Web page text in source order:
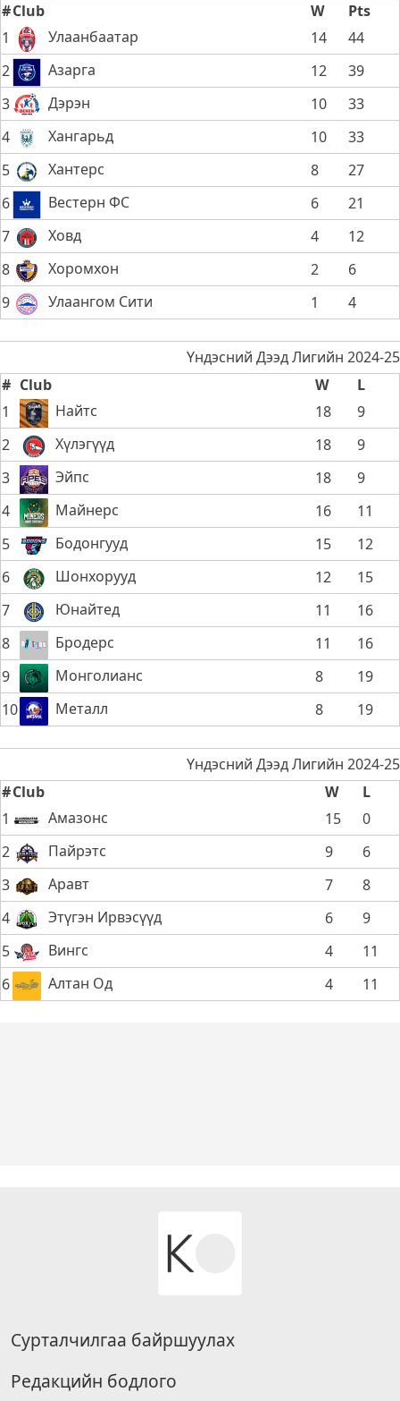
#Club W
Pts
1
Улаанбаатар 14
44
2
Азарга 12
39
3
Дэрэн 10
33
4
Хангарьд 10
33
5
Хантерс 8
27
6
Вестерн ФС 6
21
7
Ховд 4
12
8
Хоромхон 2
6
9
Улаангом Сити 1 4
Үндэсний Дээд Лигийн 2024-25
# Club W
L
1
Найтс 18
9
2
Хүлэгүүд 18
9
3
Эйпс 18
9
4
Майнерс 16
11
5
Бодонгууд 15
12
6
Шонхорууд 12
15
7
Юнайтед 11
16
8
Бродерс 11
16
9
Монголианс 8
19
10
Металл 8 19
Үндэсний Дээд Лигийн 2024-25
#Club W
L
1
Амазонс 15
0
2
Пайрэтс 9
6
3
Аравт 7
8
4
Этүгэн Ирвэсүүд 6
9
5
Вингс 4
11
6
Алтан Од 4 11
Сурталчилгаа байршуулах
Редакцийн бодлого